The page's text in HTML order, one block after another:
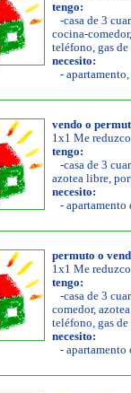
tengo:
-casa de 3
cocina-
teléfono, gas de
necesito:
-
vendo o
1x1 Me
tengo:
-casa de 3
azotea libre,
necesito:
- apartamento
permuto o
1x1 Me
tengo:
-casa de 3
comedor,
teléfono, gas de
necesito:
- apartamento